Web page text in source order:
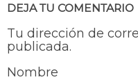
DEJA TU COMENTARIO
Tu dirección de
publicada.
Nombre